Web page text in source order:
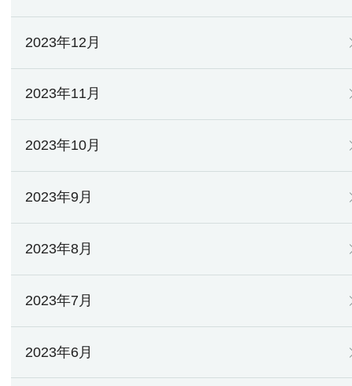
2023年12月
2023年11月
2023年10月
2023年9月
2023年8月
2023年7月
2023年6月